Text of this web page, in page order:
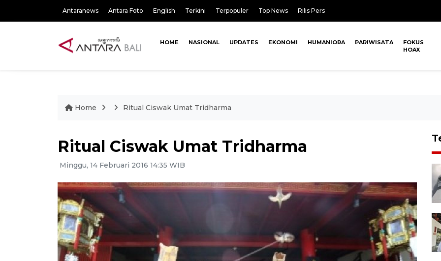
Antaranews Antara Foto English Terkini Terpopuler Top News Rilis Pers
HOME NASIONAL UPDATES EKONOMI HUMANIORA PARIWISATA
FOKUS
HOAX
Home Ritual Ciswak Umat Tridharma
Ritual Ciswak Umat Tridharma
Minggu, 14 Februari 2016 14:35 WIB